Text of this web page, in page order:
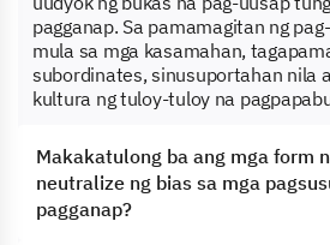
pagganap. Sa pamamagitan ng
mula sa mga kasamahan,
subordinates, sinusuportahan nila
kultura ng tuloy-tuloy na
Makakatulong ba ang mga form
neutralize ng bias sa mga
pagganap?